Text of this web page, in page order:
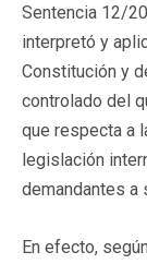
Sentencia 12/
interpretó y
Constitución y
controlado del
que respecta a
legislación
demandantes a
En efecto,